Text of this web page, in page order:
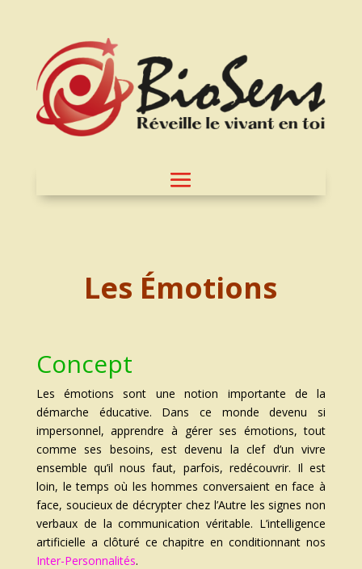
Les Émotions
Concept
Les émotions sont une notion importante de la
démarche éducative. Dans ce monde devenu si
impersonnel, apprendre à gérer ses émotions, tout
comme ses besoins, est devenu la clef d’un vivre
ensemble qu’il nous faut, parfois, redécouvrir. Il est
loin, le temps où les hommes conversaient en face à
face, soucieux de décrypter chez l’Autre les signes non
verbaux de la communication véritable. L’intelligence
artificielle a clôturé ce chapitre en conditionnant nos
Inter-Personnalités.